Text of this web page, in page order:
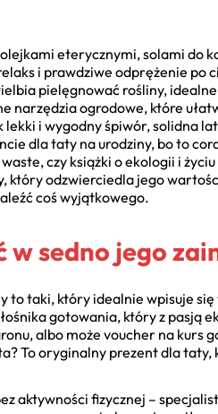
eterycznymi, solami do
i prawdziwe odprężenie
pielęgnować rośliny,
narzędzia ogrodowe, które
i wygodny śpiwór, solidna
dla taty na urodziny, bo to
czy książki o ekologii i
odzwierciedla jego
coś wyjątkowego.
sedno jego
taki, który idealnie wpisuje
gotowania, który z pasją
albo może voucher na kurs
To oryginalny prezent dla
aktywności fizycznej –